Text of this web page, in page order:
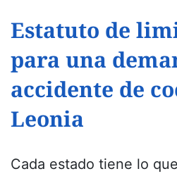
Estatuto de
para una
accidente de
Leonia
Cada estado tiene lo